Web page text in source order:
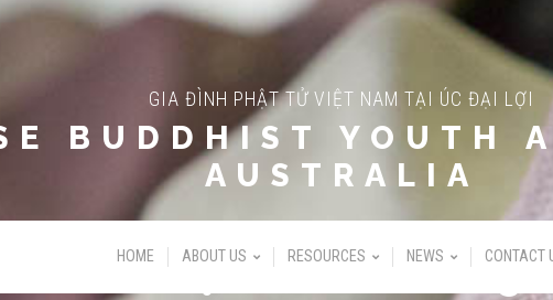
GIA ĐÌNH PHẬT TỬ VIỆT NAM TẠI ÚC ĐẠI LỢI
BUDDHIST YOUTH
AUSTRALIA
HOME ABOUT US RESOURCES NEWS CONTACT
Nội San Sen Trắng